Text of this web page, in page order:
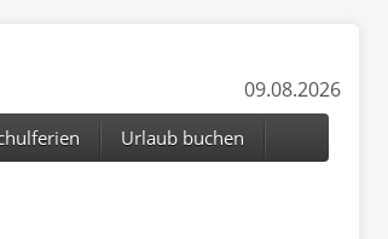
09.08.2026
Urlaub buchen